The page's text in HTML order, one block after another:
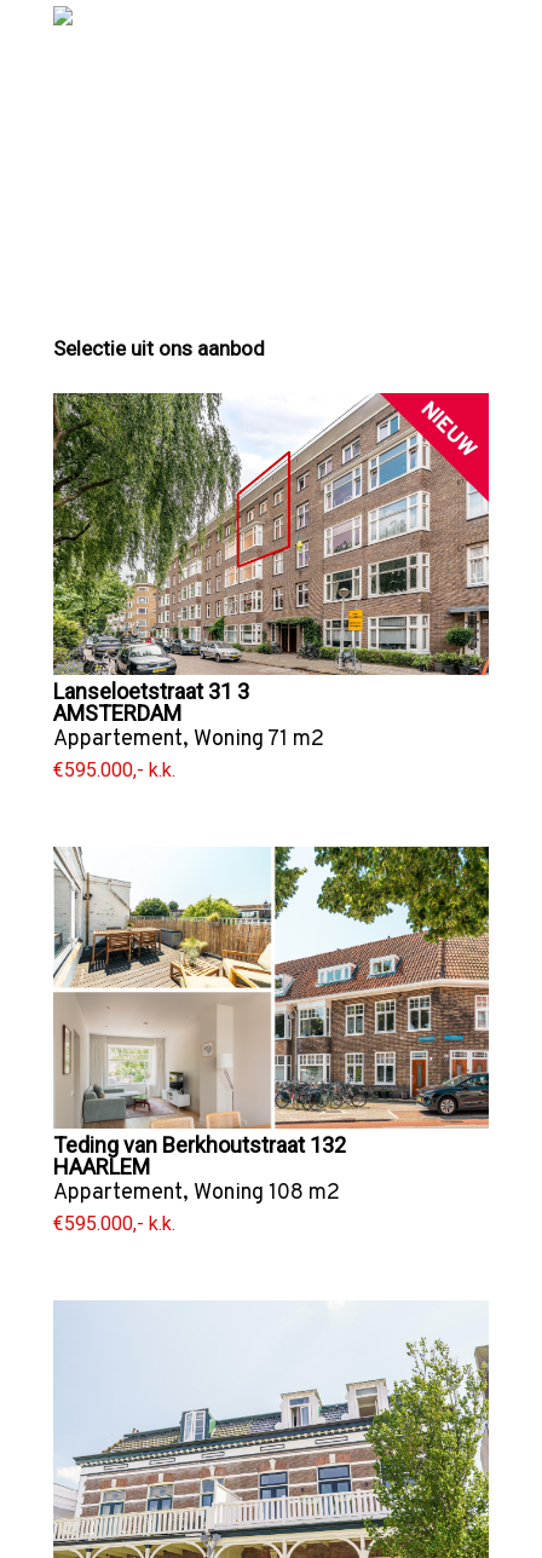
Selectie uit ons aanbod
NIEUW
Lanseloetstraat 31 3
AMSTERDAM
Appartement, Woning 71 m2
€595.000,- k.k.
Teding van Berkhoutstraat 132
HAARLEM
Appartement, Woning 108 m2
€595.000,- k.k.